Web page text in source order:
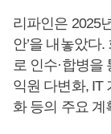
리파인은 2025
안’을 내놓았다
로 인수·합병을
익원 다변화, IT
화 등의 주요 계